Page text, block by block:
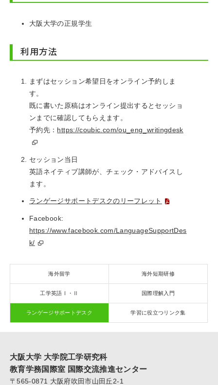
大阪大学の正規学生
利用方法
まずはセッション希望日をオンライン予約しま
す。
既に書いた原稿はオンライン提出するとセッショ
ンまでに確認してもらえます。
予約先： https://coubic.com/ou_eng_writingdesk
セッション当日
英語ネイティブ講師が、チェック・アドバイスし
ます。
ランゲージサポートデスクのリーフレット
Facebook:
https://www.facebook.com/LanguageSupportDes
k/
海外留学 海外短期研修
工学英語Ⅰ・Ⅱ 国際理解入門
ランゲージサポートデスク 学習に役立つリンク集
大阪大学 大学院工学研究科
教育学務国際室 国際交流推進センター
〒565-0871 大阪府吹田市山田丘2-1